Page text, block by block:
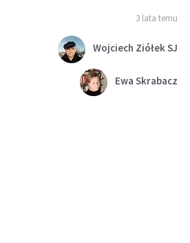
3 lata temu
Wojciech Ziółek SJ
Ewa Skrabacz